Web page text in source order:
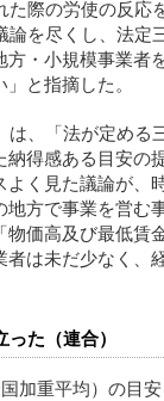
際の労使の反応
を尽くし、法定
・小規模事業者
と指摘した。
、「法が定める
得感ある目安の
く見た議論が、
方で事業を営む
価高及び最低賃
は未だ少なく、
た（連合）
加重平均）の目